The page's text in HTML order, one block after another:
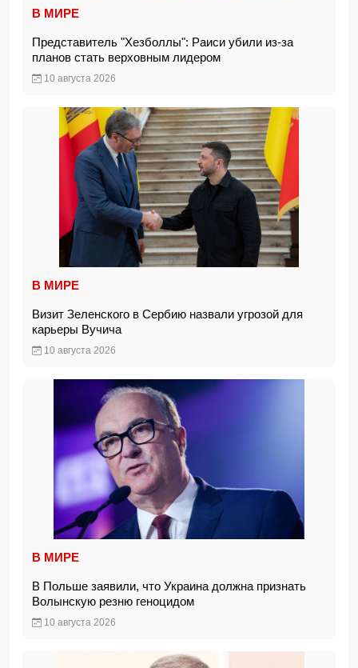
В МИРЕ
Представитель "Хезболлы": Раиси убили из-за
планов стать верховным лидером
10 августа 2026
В МИРЕ
Визит Зеленского в Сербию назвали угрозой для
карьеры Вучича
10 августа 2026
В МИРЕ
В Польше заявили, что Украина должна признать
Волынскую резню геноцидом
10 августа 2026